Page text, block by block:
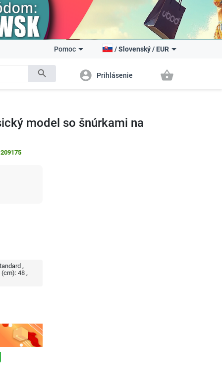
search
Pomoc /Slovenský/ EUR
account_circle Prihlásenie shopping_basket
model so šnúrkami na
209175
(cm): 48